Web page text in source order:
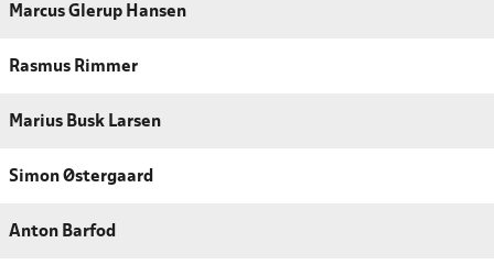
Marcus Glerup Hansen
Rasmus Rimmer
Marius Busk Larsen
Simon Østergaard
Anton Barfod